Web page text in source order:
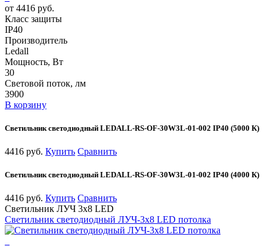
от 4416 руб.
Класс защиты
IP40
Производитель
Ledall
Мощность, Вт
30
Световой поток, лм
3900
В корзину
Светильник светодиодный LEDALL-RS-OF-30W3L-01-002 IP40 (5000 К)
4416 руб. Купить Сравнить
Светильник светодиодный LEDALL-RS-OF-30W3L-01-002 IP40 (4000 К)
4416 руб. Купить Сравнить
Светильник ЛУЧ 3х8 LED
Светильник светодиодный ЛУЧ-3х8 LED потолка